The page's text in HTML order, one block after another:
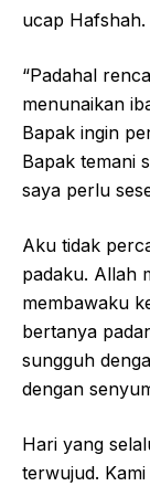
ucap Hafshah.
“Padahal
menunaikan
Bapak ingin
Bapak temani
saya perlu
Aku tidak
padaku. Allah
membawaku
bertanya
sungguh
dengan
Hari yang
terwujud.